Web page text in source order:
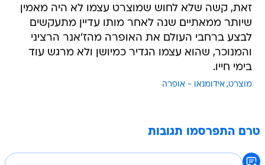
זאת, קשה שלא לחוש שמוצרט עצמו לא היה מאמין
שיותר ממאתיים שנה לאחר מותו עדיין מתעקשים
לבצע ברחבי העולם את האופרה מהז'אנר הרציני
והמנוכר, שהוא עצמו הגדיר כמיושן ולא מרגש עוד
בימי חייו.
מוצרט אידומנאו - אופרה
טרם התפרסמו תגובות